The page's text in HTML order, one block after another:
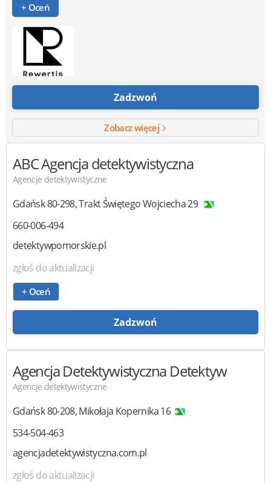
+ Oceń
Zadzwoń
Zobacz więcej
ABC Agencja detektywistyczna
Agencje detektywistyczne
Gdańsk80-298,Trakt Świętego Wojciecha 29
660-006-494
detektywpomorskie.pl
zgłoś do aktualizacji
+ Oceń
Zadzwoń
Agencja Detektywistyczna Detektyw
Agencje detektywistyczne
Gdańsk80-208,Mikołaja Kopernika 16
534-504-463
agencjadetektywistyczna.com.pl
zgłoś do aktualizacji